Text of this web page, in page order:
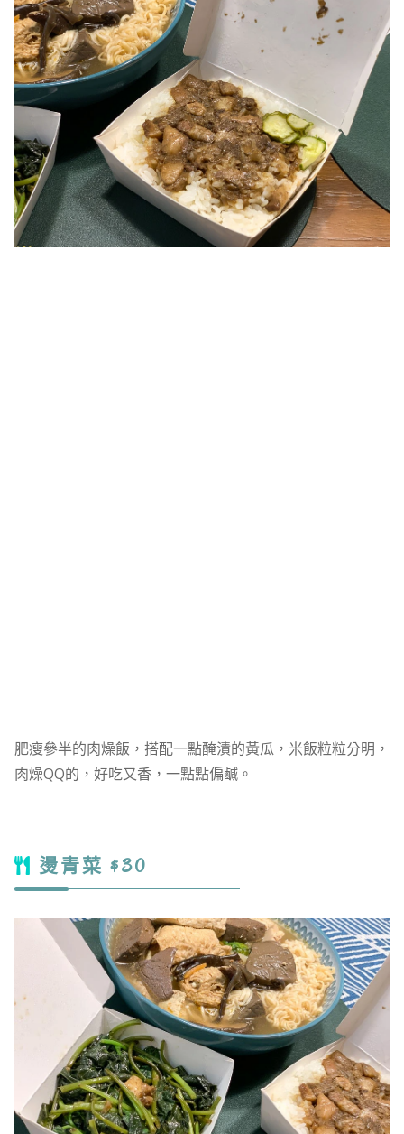
肥瘦參半的肉燥飯，搭配一點醃漬的黃瓜，米飯粒粒分明，
肉燥QQ的，好吃又香，一點點偏鹹。
燙青菜 $30